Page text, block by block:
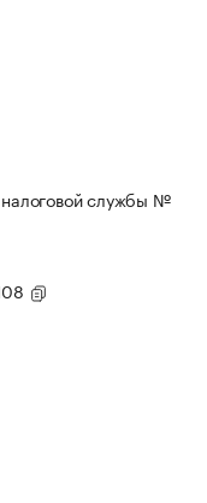
службы №